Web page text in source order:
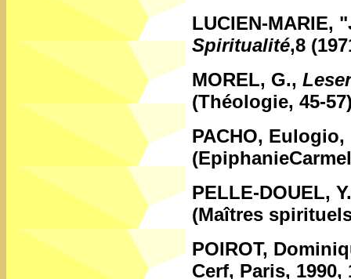
LUCIEN-MARIE,
Spiritualité,8
MOREL, G.,
(Théologie, 45-
PACHO,
PELLE-DOUEL,
(Maîtres
POIROT,
Cerf, Paris, 1990,